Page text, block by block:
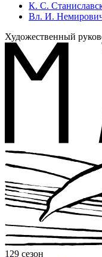
К. С.
Вл. И.
Художественный
129 сезон